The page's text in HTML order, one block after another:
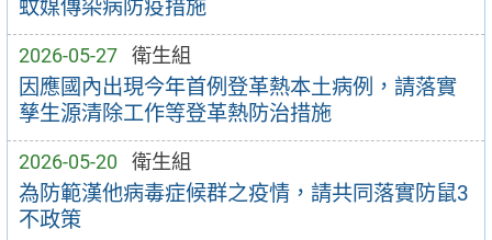
蚊媒傳染病防疫措施
2026-05-27 衛生組
因應國內出現今年首例登革熱本土病例，請落實
孳生源清除工作等登革熱防治措施
2026-05-20 衛生組
為防範漢他病毒症候群之疫情，請共同落實防鼠3
不政策